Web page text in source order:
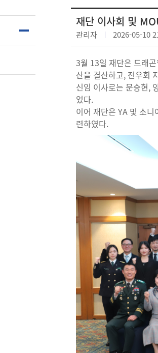
재단 이사회 및
관리자 2026-05-10
3월 13일 재단은 드래
산을 결산하고, 전우회
신임 이사로는 문승현,
었다.
이어 재단은 YA 및 소
련하였다.